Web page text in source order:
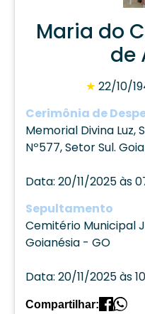
Maria do
de
★ 22/10/
Cerimônia de
Memorial Divina Luz,
Nº577, Setor Sul.
Data: 20/11/2025 às
Sepultamento
Cemitério Municipal
Goianésia - GO
Data: 20/11/2025 às
Compartilhar: